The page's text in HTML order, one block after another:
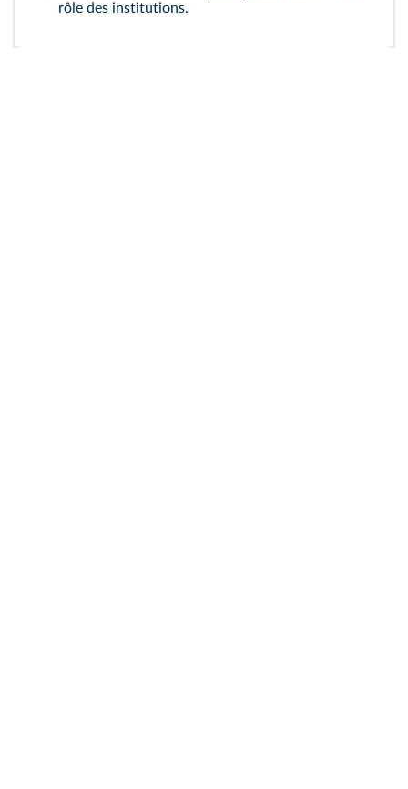
rôle des institutions.